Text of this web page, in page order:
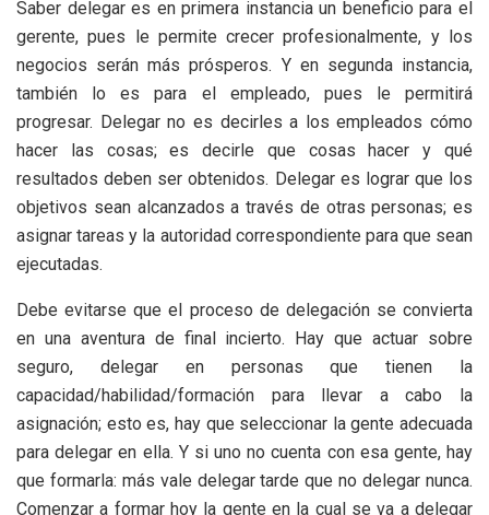
Saber delegar es en primera instancia un beneficio para el
gerente, pues le permite crecer profesionalmente, y los
negocios serán más prósperos. Y en segunda instancia,
también lo es para el empleado, pues le permitirá
progresar. Delegar no es decirles a los empleados cómo
hacer las cosas; es decirle que cosas hacer y qué
resultados deben ser obtenidos. Delegar es lograr que los
objetivos sean alcanzados a través de otras personas; es
asignar tareas y la autoridad correspondiente para que sean
ejecutadas.
Debe evitarse que el proceso de delegación se convierta
en una aventura de final incierto. Hay que actuar sobre
seguro, delegar en personas que tienen la
capacidad/habilidad/formación para llevar a cabo la
asignación; esto es, hay que seleccionar la gente adecuada
para delegar en ella. Y si uno no cuenta con esa gente, hay
que formarla: más vale delegar tarde que no delegar nunca.
Comenzar a formar hoy la gente en la cual se va a delegar